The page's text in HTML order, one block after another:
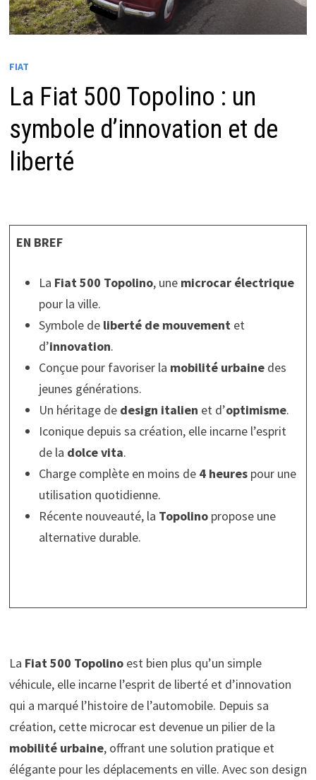
FIAT
La Fiat 500 Topolino : un
symbole d’innovation et de
liberté
EN BREF
La Fiat 500 Topolino, une microcar électrique
pour la ville.
Symbole de liberté de mouvementet
d’innovation.
Conçue pour favoriser la mobilité urbainedes
jeunes générations.
Un héritage de design italien et d’optimisme.
Iconique depuis sa création, elle incarne l’esprit
de la dolce vita.
Charge complète en moins de 4 heurespour une
utilisation quotidienne.
Récente nouveauté, la Topolinopropose une
alternative durable.
La Fiat 500 Topolinoest bien plus qu’un simple
véhicule, elle incarne l’esprit de liberté et d’innovation
qui a marqué l’histoire de l’automobile. Depuis sa
création, cette microcar est devenue un pilier de la
mobilité urbaine, offrant une solution pratique et
élégante pour les déplacements en ville. Avec son design